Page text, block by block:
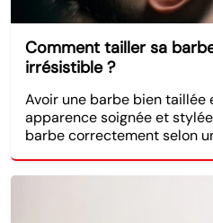
Comment tailler sa
irrésistible ?
Avoir une barbe bien taillée
apparence soignée et
barbe correctement selon